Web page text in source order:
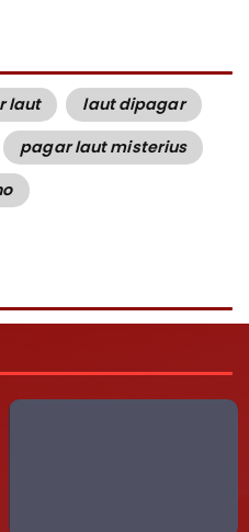
laut
laut dipagar
pagar laut misterius